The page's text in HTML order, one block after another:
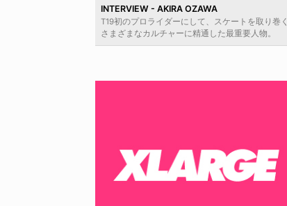
INTERVIEW - AKIRA OZAWA
T19初のプロライダーにして、スケートを取り巻く
さまざまなカルチャーに精通した最重要人物。